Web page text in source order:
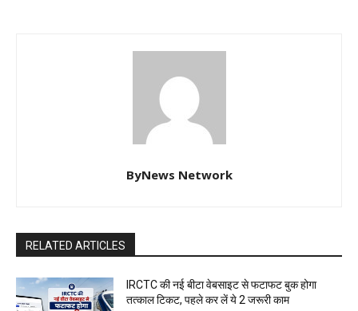
ByNews Network
RELATED ARTICLES
IRCTC की नई बीटा वेबसाइट से फटाफट बुक होगा
तत्काल टिकट, पहले कर लें ये 2 जरूरी काम